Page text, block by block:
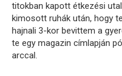
titokban kapott étkezési
kimosott ruhák után, hogy
hajnali 3-kor bevittem a
te egy magazin címlapján
arccal.